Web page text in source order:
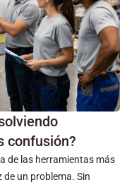
confusión?
de las herramientas más
un problema. Sin